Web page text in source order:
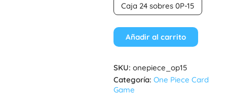
Caja 24 sobres 0P-15
Añadir al carrito
SKU: onepiece_op15
Categoría: One Piece Card
Game